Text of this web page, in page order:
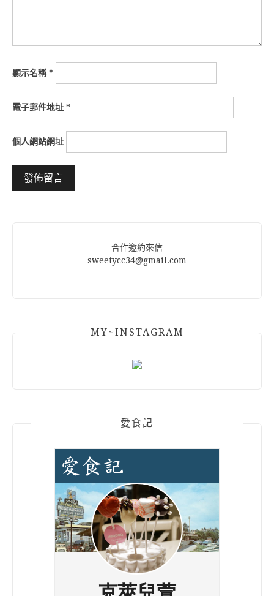
顯示名稱*
電子郵件地址 *
個人網站網址
合作邀約來信
sweetycc34@gmail.com
MY~INSTAGRAM
愛食記